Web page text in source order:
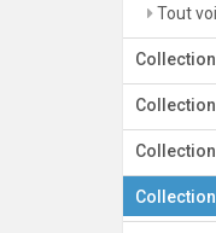
Tout